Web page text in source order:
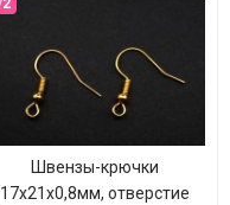
Швензы-крючки
17х21х0,8мм, отверстие